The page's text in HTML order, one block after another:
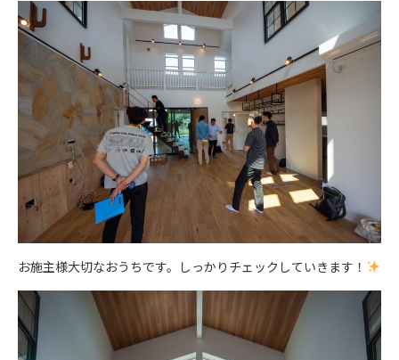
お施主様大切なおうちです。しっかりチェックしていきます！